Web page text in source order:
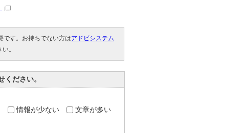
です。お持ちでない方はアドビシステム
。
ください。
情報が少ない 文章が多い